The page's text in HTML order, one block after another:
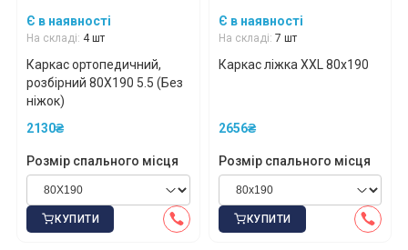
Є в наявності
На складі: 4 шт
Каркас ортопедичний,
розбірний 80X190 5.5 (Без
ніжок)
2130₴
Розмір спального місця
КУПИТИ
Є в наявності
На складі: 7 шт
Каркас ліжка XXL 80х190
2656₴
Розмір спального місця
КУПИТИ